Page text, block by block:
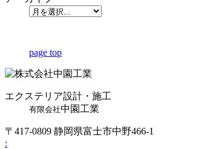
page top
エクステリア設計・施工
有限会社中園工業
〒417-0809 静岡県富士市中野466-1
: